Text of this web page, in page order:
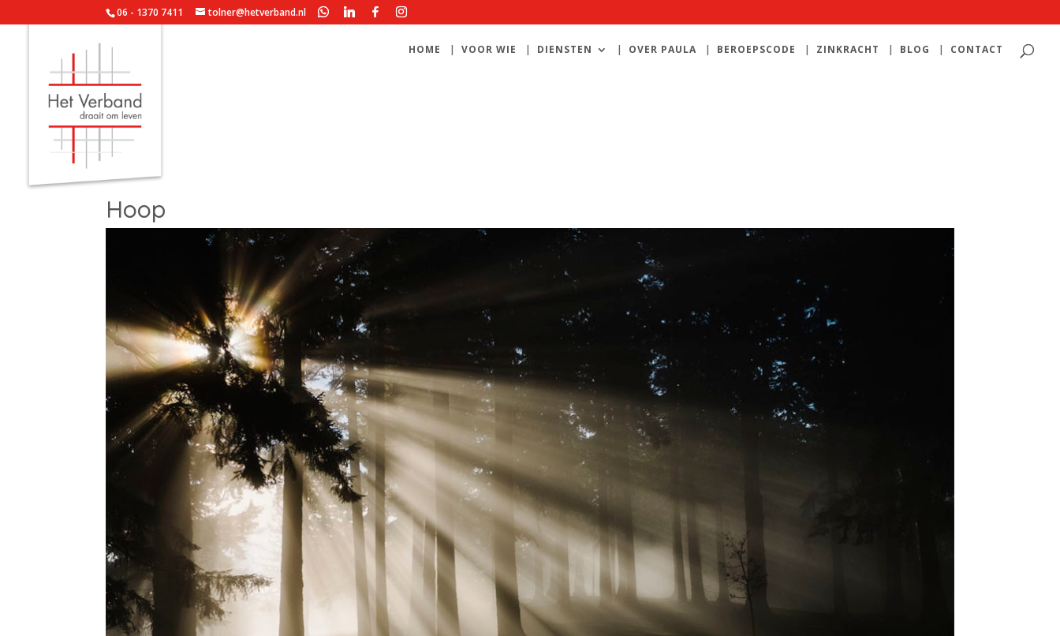
06 - 1370 7411 tolner@hetverband.nl
HOME VOOR WIE DIENSTEN OVER PAULA BEROEPSCODE ZINKRACHT BLOG CONTACT
Hoop